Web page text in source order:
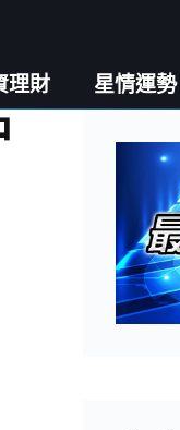
理財 星情運勢